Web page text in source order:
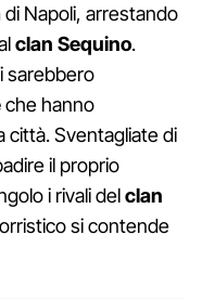
di Napoli, arrestando
clan Sequino.
sarebbero
che hanno
città. Sventagliate di
il proprio
i rivali delclan
si contende